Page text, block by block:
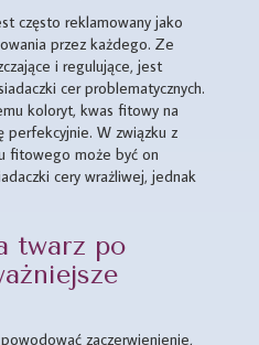
często reklamowany jako
przez każdego. Ze
i regulujące, jest
cer problematycznych.
koloryt, kwas fitowy na
perfekcyjnie. W związku z
fitowego może być on
cery wrażliwej, jednak
twarz po
zaczerwienienie,